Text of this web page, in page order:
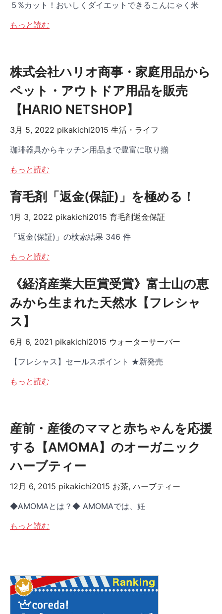
５%カット！おいしくダイエットできるこんにゃく米
もっと読む
株式会社ハリオ商事・家庭用品から
ペット・アウトドア用品を販売
【HARIO NETSHOP】
3月 5, 2022 pikakichi2015 生活・ライフ
珈琲器具からキッチン用品まで豊富に取り揃
もっと読む
育毛剤「返金(保証)」を極める！
1月 3, 2022 pikakichi2015 育毛剤返金保証
「返金(保証)」の検索結果 346 件
もっと読む
《経済産業大臣賞受賞》富士山の恵
みから生まれた天然水【フレシャ
ス】
6月 6, 2021 pikakichi2015 ウォーターサーバー
【フレシャス】セールスポイント ★新発売
もっと読む
産前・産後のママと赤ちゃんを応援
する【AMOMA】のオーガニック
ハーブティー
12月 6, 2015 pikakichi2015 お茶, ハーブティー
◆AMOMAとは？◆ AMOMAでは、妊
もっと読む